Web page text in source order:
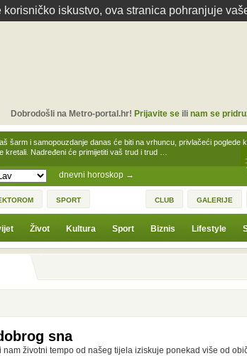
iskustvo, ova stranica pohranjuje
dnevni horoskop →
šarm i samopouzdanje danas će biti na vrhuncu, privlačeći poglede
kretali. Nadređeni će primijetiti vaš trud i trud …
Dobrodošli na Metro-portal.hr! Prijavite seili nam se
SPORT CLUB GALERIJE
Život Kultura Sport Biznis Lifestyle
sna
nam životni tempo od našeg tijela iziskuje ponekad više od